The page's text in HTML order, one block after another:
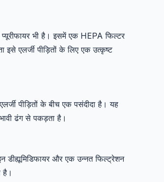
भी है। इसमें एक HEPA फिल्टर
एलर्जी पीड़ितों के लिए एक उत्कृष्ट
पीड़ितों के बीच एक पसंदीदा है। यह
ढंग से पकड़ता है।
डीह्यूमिडिफायर और एक उन्नत फिल्ट्रेशन
है।